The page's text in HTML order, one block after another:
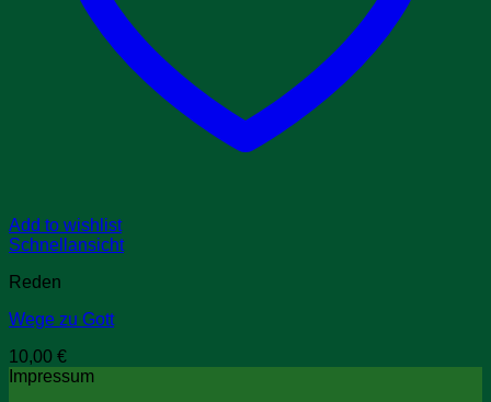
Add to wishlist
Schnellansicht
Reden
Wege zu Gott
10,00 €
Impressum